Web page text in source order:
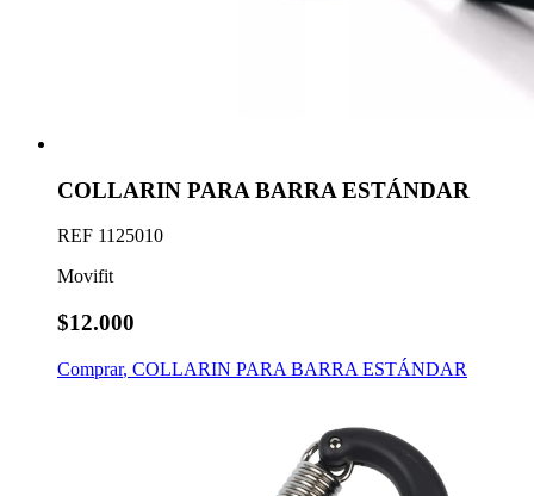
COLLARIN PARA BARRA ESTÁNDAR
REF 1125010
Movifit
$12.000
Comprar, COLLARIN PARA BARRA ESTÁNDAR